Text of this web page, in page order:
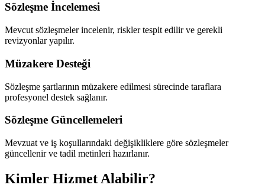
Sözleşme İncelemesi
Mevcut sözleşmeler incelenir, riskler tespit edilir ve gerekli
revizyonlar yapılır.
Müzakere Desteği
Sözleşme şartlarının müzakere edilmesi sürecinde taraflara
profesyonel destek sağlanır.
Sözleşme Güncellemeleri
Mevzuat ve iş koşullarındaki değişikliklere göre sözleşmeler
güncellenir ve tadil metinleri hazırlanır.
Kimler Hizmet Alabilir?